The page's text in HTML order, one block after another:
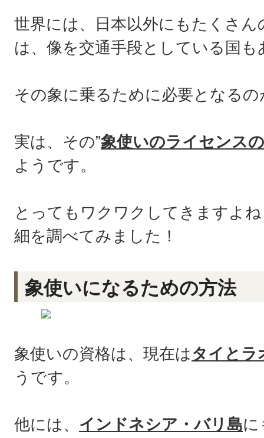
世界には、日本以外にもたくさ
は、像を交通手段としている国
その象に乗るために必要となる
実は、その”象使いのライセンス
ようです。
とってもワクワクしてきますよ
細を調べてみました！
象使いになるための方法
象使いの資格は、現在はタイとラ
うです。
他には、 インドネシア・バリ島に